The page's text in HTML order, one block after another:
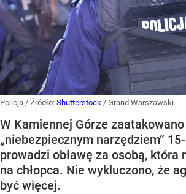
Policja / Źródło: Shutterstock / Grand Warszawski
W Kamiennej Górze zaatakowano
„niebezpiecznym narzędziem”
prowadzi obławę za osobą, która
na chłopca. Nie wykluczono, że
być więcej.